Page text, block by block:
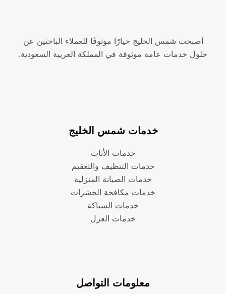
أصبحت شمس الخليج خيارًا موثوقًا للعملاء الباحثين عن
حلول خدمات عامة موثوقة في المملكة العربية السعودية.
خدمات شمس الخليج
خدمات الأثاث
خدمات التنظيف والتعقيم
خدمات الصيانة المنزلية
خدمات مكافحة الحشرات
خدمات السباكة
خدمات العزل
معلومات التواصل